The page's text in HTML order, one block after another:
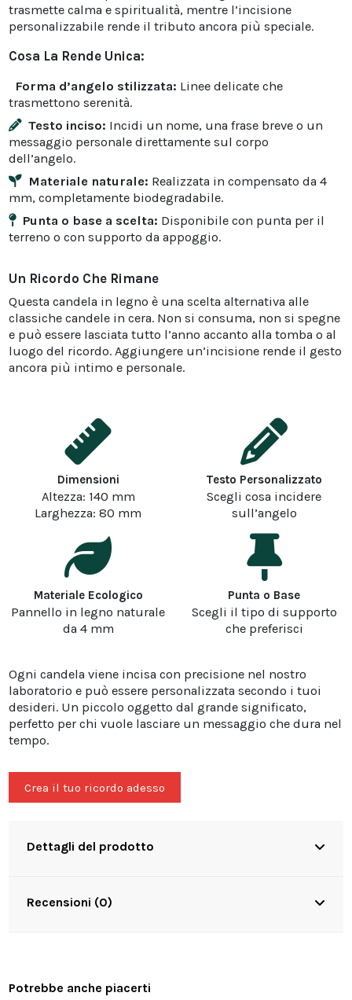
trasmette calma e spiritualità, mentre l’incisione
personalizzabile rende il tributo ancora più speciale.
Cosa La Rende Unica:
Forma d’angelo stilizzata: Linee delicate che
trasmettono serenità.
Testo inciso: Incidi un nome, una frase breve o un
messaggio personale direttamente sul corpo
dell’angelo.
Materiale naturale: Realizzata in compensato da 4
mm, completamente biodegradabile.
Punta o base a scelta: Disponibile con punta per il
terreno o con supporto da appoggio.
Un Ricordo Che Rimane
Questa candela in legno è una scelta alternativa alle
classiche candele in cera. Non si consuma, non si spegne
e può essere lasciata tutto l’anno accanto alla tomba o al
luogo del ricordo. Aggiungere un’incisione rende il gesto
ancora più intimo e personale.
Dimensioni
Altezza: 140 mm
Larghezza: 80 mm
Testo Personalizzato
Scegli cosa incidere
sull’angelo
Materiale Ecologico
Pannello in legno naturale
da 4 mm
Punta o Base
Scegli il tipo di supporto
che preferisci
Ogni candela viene incisa con precisione nel nostro
laboratorio e può essere personalizzata secondo i tuoi
desideri. Un piccolo oggetto dal grande significato,
perfetto per chi vuole lasciare un messaggio che dura nel
tempo.
Crea il tuo ricordo adesso
Dettagli del prodotto
Recensioni (0)
Potrebbe anche piacerti